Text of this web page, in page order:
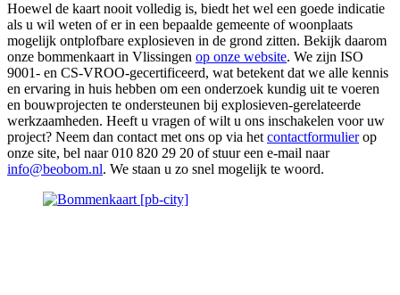
Hoewel de kaart nooit volledig is, biedt het wel een goede indicatie
als u wil weten of er in een bepaalde gemeente of woonplaats
mogelijk ontplofbare explosieven in de grond zitten. Bekijk daarom
onze bommenkaart in Vlissingen op onze website. We zijn ISO
9001- en CS-VROO-gecertificeerd, wat betekent dat we alle kennis
en ervaring in huis hebben om een onderzoek kundig uit te voeren
en bouwprojecten te ondersteunen bij explosieven-gerelateerde
werkzaamheden. Heeft u vragen of wilt u ons inschakelen voor uw
project? Neem dan contact met ons op via het contactformulierop
onze site, bel naar 010 820 29 20 of stuur een e-mail naar
info@beobom.nl. We staan u zo snel mogelijk te woord.